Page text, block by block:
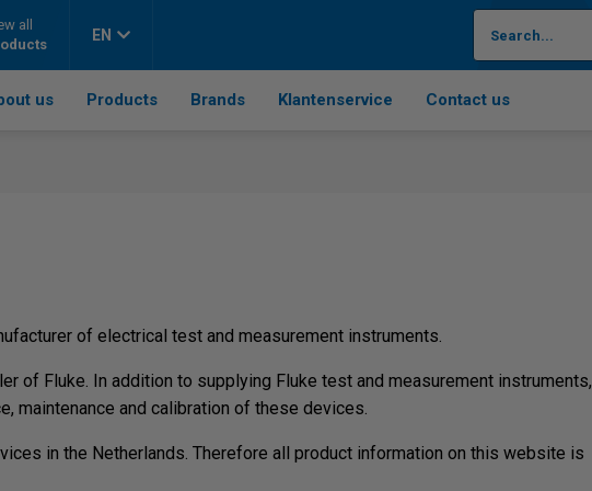
all
EN
us Products Brands Klantenservice Contact us
of electrical test and measurement instruments.
of Fluke. In addition to supplying Fluke test and measurement instruments,
maintenance and calibration of these devices.
in the Netherlands. Therefore all product information on this website is